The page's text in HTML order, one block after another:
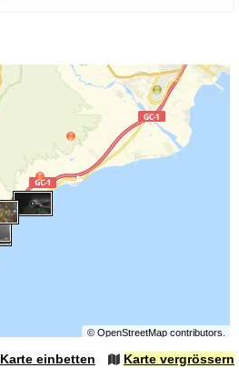
© OpenStreetMapcontributors.
Karte einbetten Karte vergrössern